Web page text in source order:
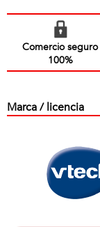
Comercio seguro
100%
Marca / licencia